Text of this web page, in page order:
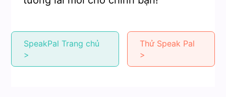
SpeakPal Trang chủ
>
Thử Speak Pal
>